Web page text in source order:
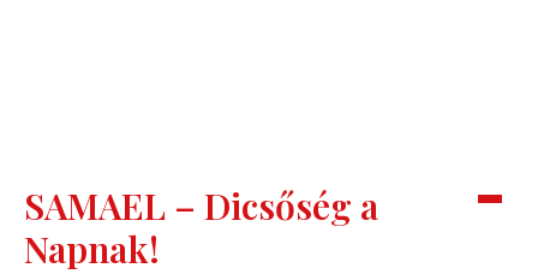
SAMAEL – Dicsőség a
Napnak!